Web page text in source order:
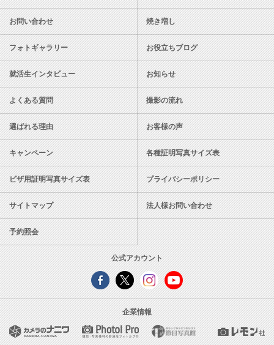
お問い合わせ 焼き増し
フォトギャラリー お役立ちブログ
就活生インタビュー お知らせ
よくある質問 撮影の流れ
選ばれる理由 お客様の声
キャンペーン 各種証明写真サイズ表
ビザ用証明写真サイズ表 プライバシーポリシー
サイトマップ 法人様お問い合わせ
予約照会
公式アカウント
企業情報